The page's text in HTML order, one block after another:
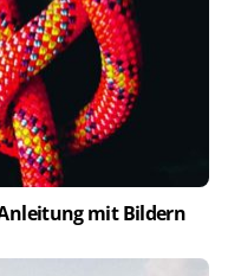
mit Bildern